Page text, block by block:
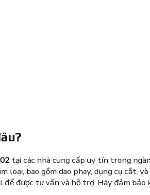
tại các nhà cung cấp uy tín trong
loại, bao gồm dao phay, dụng cụ cắt,
được tư vấn và hỗ trợ. Hãy đảm